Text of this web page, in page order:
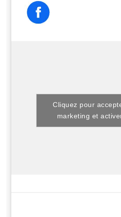
Cliquez pour
marketing et